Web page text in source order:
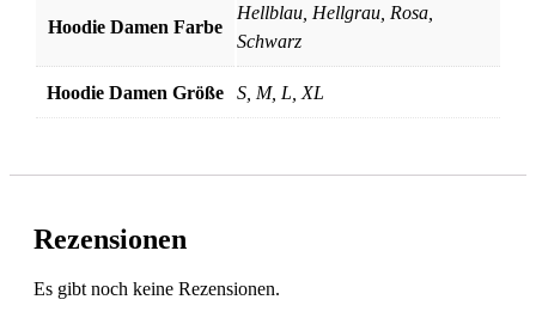
Hoodie Damen Farbe
Hellblau, Hellgrau, Rosa,
Schwarz
Hoodie Damen Größe S, M, L, XL
Rezensionen
Es gibt noch keine Rezensionen.